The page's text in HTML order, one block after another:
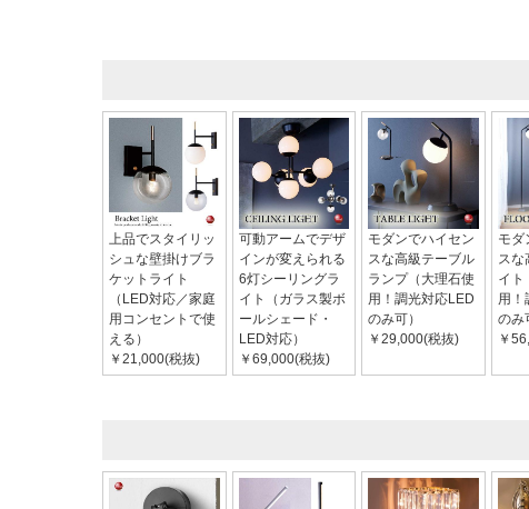
上品でスタイリッ
シュな壁掛けブラ
ケットライト
（LED対応／家庭
用コンセントで使
える）
￥21,000(税抜)
可動アームでデザ
インが変えられる
6灯シーリングラ
イト（ガラス製ボ
ールシェード・
LED対応）
￥69,000(税抜)
モダンでハイセン
スな高級テーブル
ランプ（大理石使
用！調光対応LED
のみ可）
￥29,000(税抜)
モダ
スな
イト
用！
のみ
￥